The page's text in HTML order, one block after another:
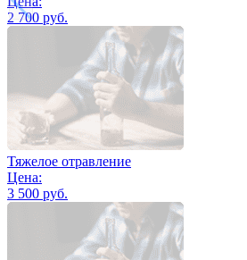
2 700 руб.
Тяжелое отравление
Цена:
3 500 руб.